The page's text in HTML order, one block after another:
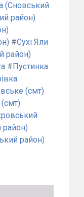
(Сновський
район)
#Сухі Яли
район)
#Пустинка
(смт)
район)